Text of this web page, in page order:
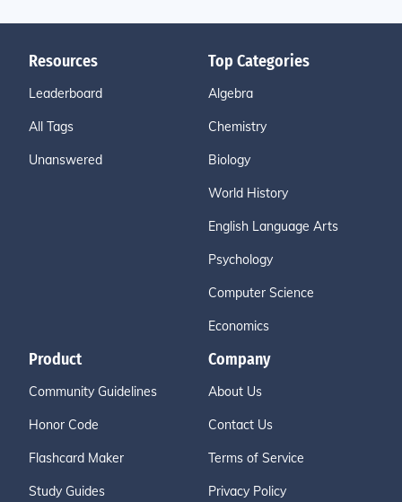
Resources
Leaderboard
All Tags
Unanswered
Top Categories
Algebra
Chemistry
Biology
World History
English Language Arts
Psychology
Computer Science
Economics
Product
Community Guidelines
Honor Code
Flashcard Maker
Study Guides
Company
About Us
Contact Us
Terms of Service
Privacy Policy